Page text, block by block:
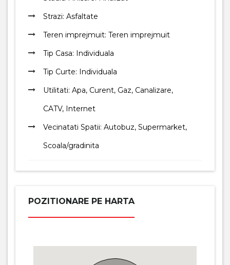
Strazi: Asfaltate
Teren imprejmuit: Teren imprejmuit
Tip Casa: Individuala
Tip Curte: Individuala
Utilitati: Apa, Curent, Gaz, Canalizare,
CATV, Internet
Vecinatati Spatii: Autobuz, Supermarket,
Scoala/gradinita
POZITIONARE PE HARTA